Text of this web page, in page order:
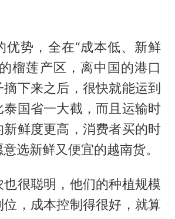
优势，全在“成本低、新鲜
榴莲产区，离中国的港口
下来之后，很快就能运到
泰国省一大截，而且运输时
新鲜度更高，消费者买的时
选新鲜又便宜的越南货。
很聪明，他们的种植规模
，成本控制得很好，就算